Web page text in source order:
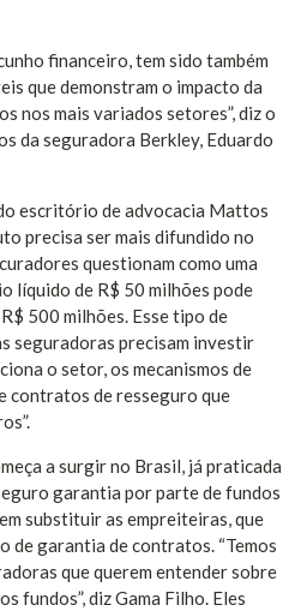
financeiro, tem sido também
que demonstram o impacto da
nos mais variados setores”, diz o
da seguradora Berkley, Eduardo
escritório de advocacia Mattos
precisa ser mais difundido no
questionam como uma
líquido de R$ 50 milhões pode
500 milhões. Esse tipo de
seguradoras precisam investir
o setor, os mecanismos de
contratos de resseguro que
a surgir no Brasil, já praticada
garantia por parte de fundos
substituir as empreiteiras, que
de garantia de contratos. “Temos
que querem entender sobre
fundos”, diz Gama Filho. Eles